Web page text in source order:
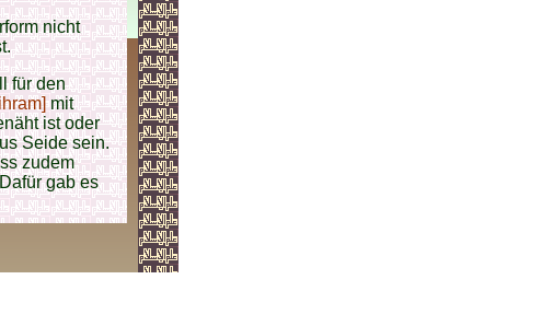
nicht
für den
mit
ist oder
Seide sein.
zudem
gab es